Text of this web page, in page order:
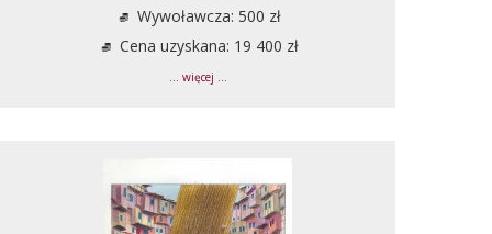
Wywoławcza: 500 zł
Cena uzyskana: 19 400 zł
... więcej ...